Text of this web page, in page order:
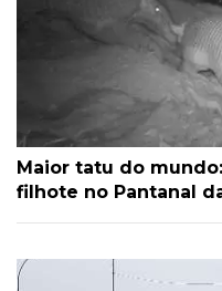
Maior tatu do
filhote no Pantanal